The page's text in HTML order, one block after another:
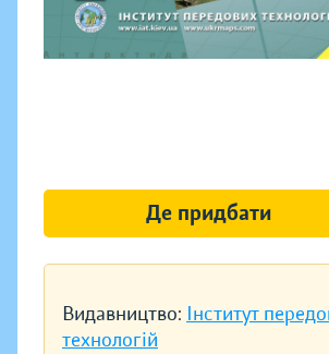
Видавництво: Інститут
технологій
Де придбати